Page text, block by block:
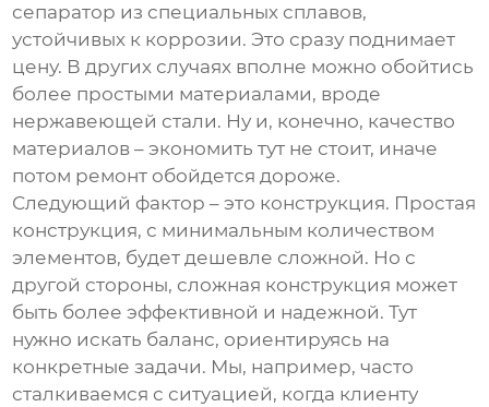
сепаратор из специальных сплавов,
устойчивых к коррозии. Это сразу поднимает
цену. В других случаях вполне можно обойтись
более простыми материалами, вроде
нержавеющей стали. Ну и, конечно, качество
материалов – экономить тут не стоит, иначе
потом ремонт обойдется дороже.
Следующий фактор – это конструкция. Простая
конструкция, с минимальным количеством
элементов, будет дешевле сложной. Но с
другой стороны, сложная конструкция может
быть более эффективной и надежной. Тут
нужно искать баланс, ориентируясь на
конкретные задачи. Мы, например, часто
сталкиваемся с ситуацией, когда клиенту